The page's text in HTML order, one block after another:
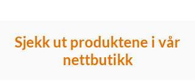
Sjekk ut produktene i vår
nettbutikk